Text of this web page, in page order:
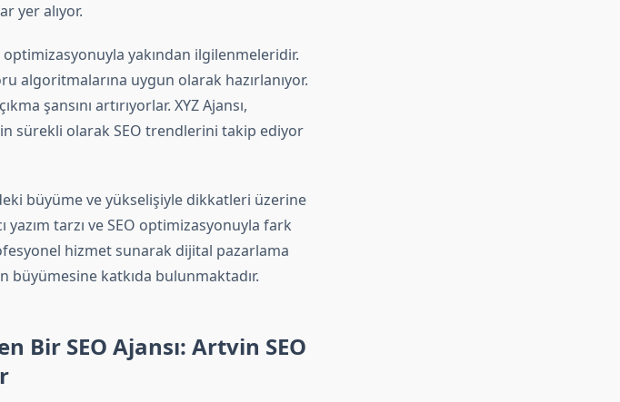
yer alıyor.
optimizasyonuyla yakından ilgilenmeleridir.
algoritmalarına uygun olarak hazırlanıyor.
şansını artırıyorlar. XYZ Ajansı,
sürekli olarak SEO trendlerini takip ediyor
büyüme ve yükselişiyle dikkatleri üzerine
yazım tarzı ve SEO optimizasyonuyla fark
hizmet sunarak dijital pazarlama
büyümesine katkıda bulunmaktadır.
Bir SEO Ajansı: Artvin SEO